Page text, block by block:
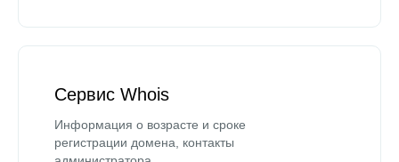
Сервис Whois
Информация о возрасте и сроке
регистрации домена, контакты